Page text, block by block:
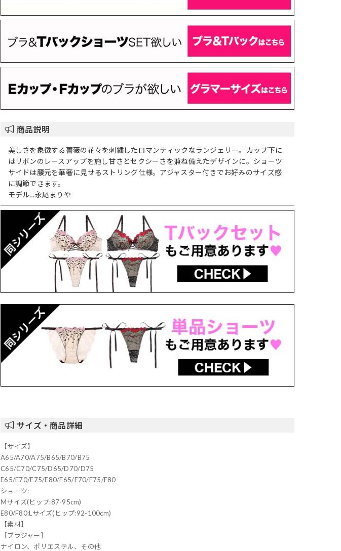
商品説明
美しさを象徴する薔薇の花々を刺繍したロマンティックなランジェリー。カップ下に
はリボンのレースアップを施し甘さとセクシーさを兼ね備えたデザインに。ショーツ
サイドは腰元を華奢に見せるストリング仕様。アジャスター付きでお好みのサイズ感
に調節できます。
モデル…永尾まりや
サイズ・商品詳細
【サイズ】
A65/A70/A75/B65/B70/B75
C65/C70/C75/D65/D70/D75
E65/E70/E75/E80/F65/F70/F75/F80
ショーツ:
Mサイズ(ヒップ:87-95cm)
E80/F80:Lサイズ(ヒップ:92-100cm)
【素材】
［ブラジャー］
ナイロン、ポリエステル、その他